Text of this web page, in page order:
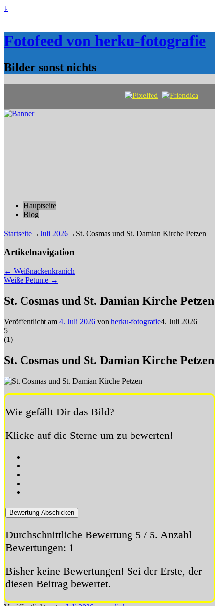
↓
Fotofeed von herku-fotografie
Bilder sonst nichts
Hauptseite
Blog
Startseite→Juli 2026→ St. Cosmas und St. Damian Kirche Petzen
Artikelnavigation
← Weißnackenkranich
Weiße Petunie →
St. Cosmas und St. Damian Kirche Petzen
Veröffentlicht am 4. Juli 2026 von herku-fotografie4. Juli 2026
5
(1)
St. Cosmas und St. Damian Kirche Petzen
Wie gefällt Dir das Bild?
Klicke auf die Sterne um zu bewerten!
Bewertung Abschicken
Durchschnittliche Bewertung 5 / 5. Anzahl
Bewertungen: 1
Bisher keine Bewertungen! Sei der Erste, der
diesen Beitrag bewertet.